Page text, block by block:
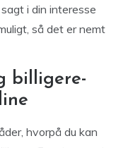
i din interesse
så det er nemt
billigere-
hvorpå du kan